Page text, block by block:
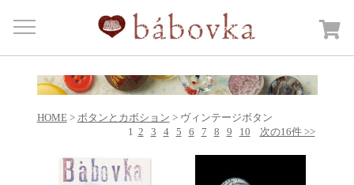
Menu
HOME
商品カテゴリーOpen submenu
カートを見る
HOME> ボタンとカボション > ヴィンテージボタン
1 2 3 4 5 6 7 8 9 10 次の16件 >>